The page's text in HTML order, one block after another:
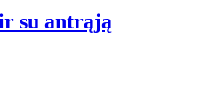
su antrąją